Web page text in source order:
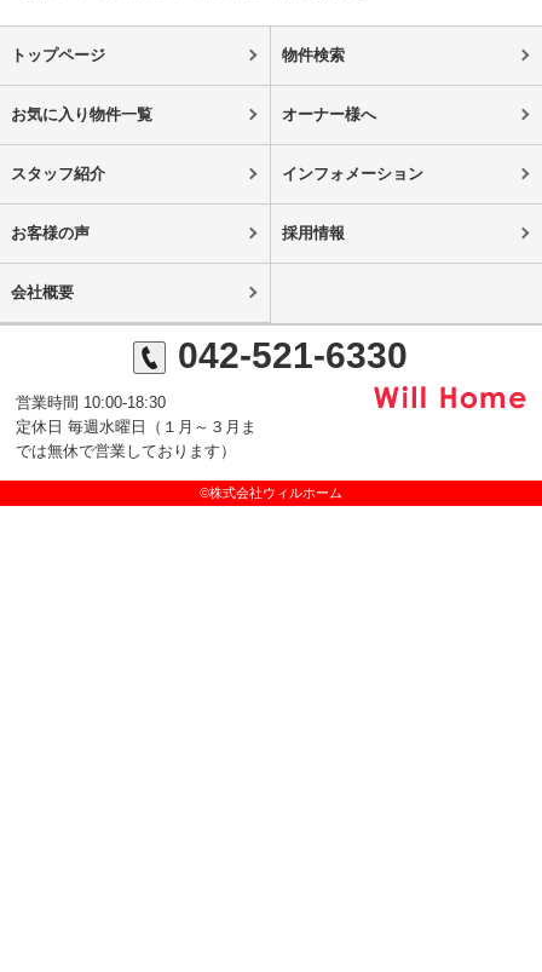
トップページ 物件検索
お気に入り物件一覧 オーナー様へ
スタッフ紹介 インフォメーション
お客様の声 採用情報
会社概要
042-521-6330
営業時間 10:00-18:30
定休日 毎週水曜日（１月～３月ま
では無休で営業しております）
©株式会社ウィルホーム